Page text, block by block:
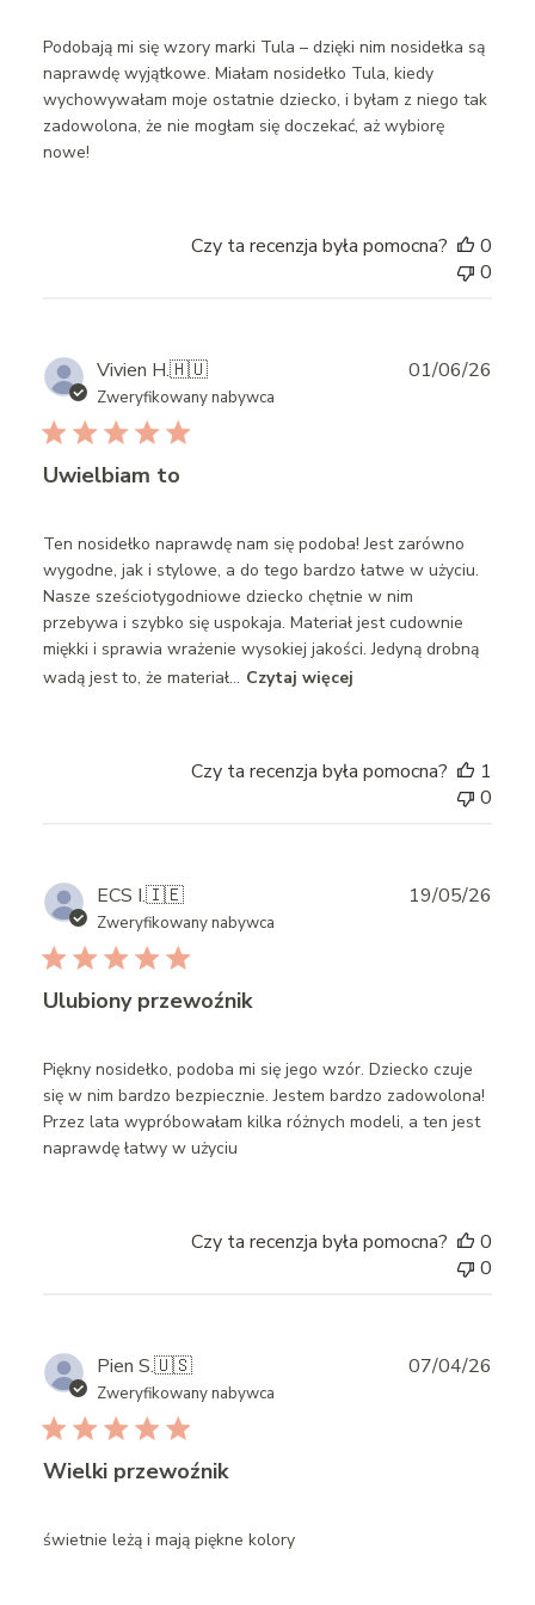
Podobają mi się wzory marki Tula – dzięki nim nosidełka są
naprawdę wyjątkowe. Miałam nosidełko Tula, kiedy
wychowywałam moje ostatnie dziecko, i byłam z niego tak
zadowolona, że nie mogłam się doczekać, aż wybiorę
nowe!
Czy ta recenzja była pomocna?
0
0
Vivien H.🇭🇺
Zweryfikowany nabywca
Uwielbiam to
Ten nosidełko naprawdę nam się podoba! Jest zarówno
wygodne, jak i stylowe, a do tego bardzo łatwe w użyciu.
Nasze sześciotygodniowe dziecko chętnie w nim
przebywa i szybko się uspokaja. Materiał jest cudownie
miękki i sprawia wrażenie wysokiej jakości. Jedyną drobną
wadą jest to, że materiał... Czytaj więcej
01/06/26
Czy ta recenzja była pomocna?
1
0
ECS I.🇮🇪
Zweryfikowany nabywca
Ulubiony przewoźnik
Piękny nosidełko, podoba mi się jego wzór. Dziecko czuje
się w nim bardzo bezpiecznie. Jestem bardzo zadowolona!
Przez lata wypróbowałam kilka różnych modeli, a ten jest
naprawdę łatwy w użyciu
19/05/26
Czy ta recenzja była pomocna?
0
0
Pien S.🇺🇸
Zweryfikowany nabywca
Wielki przewoźnik
świetnie leżą i mają piękne kolory
07/04/26